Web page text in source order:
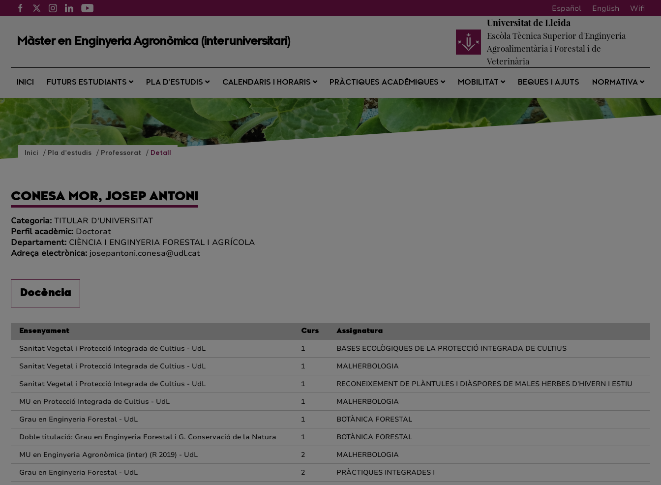
Español English Wifi
Màster en Enginyeria Agronòmica (interuniversitari)
Universitat de Lleida
Escòla Tècnica Superior d'Enginyeria
Agroalimentària i Forestal i de
Veterinària
INICI FUTURS ESTUDIANTS PLA D’ESTUDIS CALENDARIS I HORARIS PRÀCTIQUES ACADÈMIQUES MOBILITAT BEQUES I AJUTS NORMATIVA
Inici Pla d’estudis Professorat Detall
CONESA MOR, JOSEP ANTONI
Categoria: TITULAR D'UNIVERSITAT
Perfil acadèmic: Doctorat
Departament: CIÈNCIA I ENGINYERIA FORESTAL I AGRÍCOLA
Adreça electrònica: josepantoni.conesa@udl.cat
Docència
Ensenyament Curs Assignatura
Sanitat Vegetal i Protecció Integrada de Cultius - UdL 1
BASES ECOLÒGIQUES DE LA PROTECCIÓ INTEGRADA DE CULTIUS
Sanitat Vegetal i Protecció Integrada de Cultius - UdL
1
MALHERBOLOGIA
Sanitat Vegetal i Protecció Integrada de Cultius - UdL
1
RECONEIXEMENT DE PLÀNTULES I DIÀSPORES DE MALES HERBES D'HIVERN I ESTIU
MU en Protecció Integrada de Cultius - UdL
1
MALHERBOLOGIA
Grau en Enginyeria Forestal - UdL
1
BOTÀNICA FORESTAL
Doble titulació: Grau en Enginyeria Forestal i G. Conservació de la Natura
1
BOTÀNICA FORESTAL
MU en Enginyeria Agronòmica (inter) (R 2019) - UdL
2
MALHERBOLOGIA
Grau en Enginyeria Forestal - UdL
2
PRÀCTIQUES INTEGRADES I